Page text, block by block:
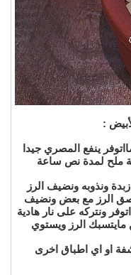
:
ينفع المصري جيدا
ملح لمدة نص ساعة
ونذوبه ونضيف الرز
الرز مع بعض ونضيف
ونتركه على نار هادية
مايتسبك الرز ويستوي
او اي اطباق اخرى